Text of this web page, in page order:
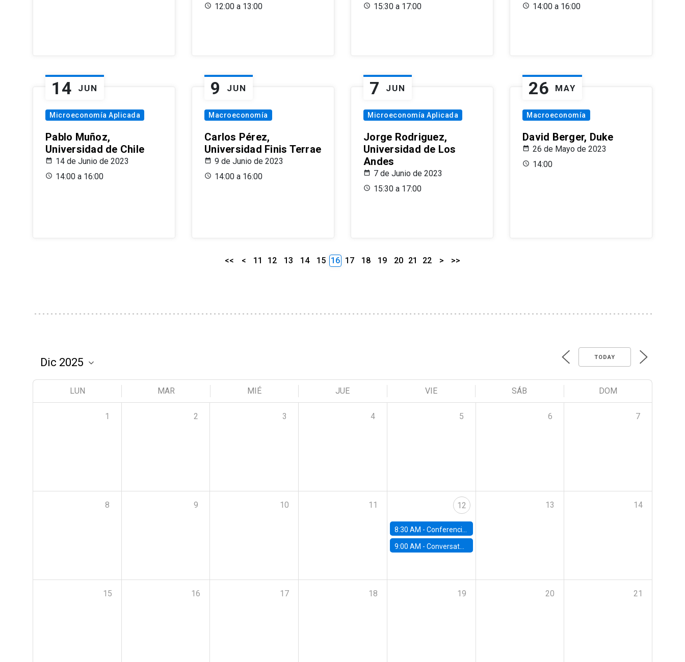
12:00 a 13:00
15:30 a 17:00
14:00 a 16:00
14 JUN
Microeconomía Aplicada
Pablo Muñoz,
Universidad de Chile
14 de Junio de 2023
14:00 a 16:00
9 JUN
Macroeconomía
Carlos Pérez,
Universidad Finis Terrae
9 de Junio de 2023
14:00 a 16:00
7 JUN
Microeconomía Aplicada
Jorge Rodriguez,
Universidad de Los
Andes
7 de Junio de 2023
15:30 a 17:00
26 MAY
Macroeconomía
David Berger, Duke
26 de Mayo de 2023
14:00
<< < 11 12 13 14 15 16 17 18 19 20 21 22 > >>
TODAY
LUN MAR MIÉ JUE VIE SÁB DOM
1 2 3 4 5 6 7
8 9 10 11 12
8:30 AM - Conferencia | IX Annual Santiago Macro Workshop
9:00 AM - Conversatorio | Avances en estudios de competencia en mercados financieros
13 14
15 16 17 18 19 20 21